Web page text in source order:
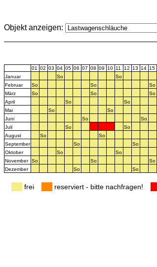
Objekt anzeigen:
01 02 03 04 05 06 07 08 09 10 11 12 13 14 15
Januar
So So
Februar
So So So
März
So So So
April
So So
Mai
So So
Juni
So So
Juli
So So
August
So So
September
So So
Oktober
So So
November
So So So
Dezember
So So
frei reserviert - bitte nachfragen!